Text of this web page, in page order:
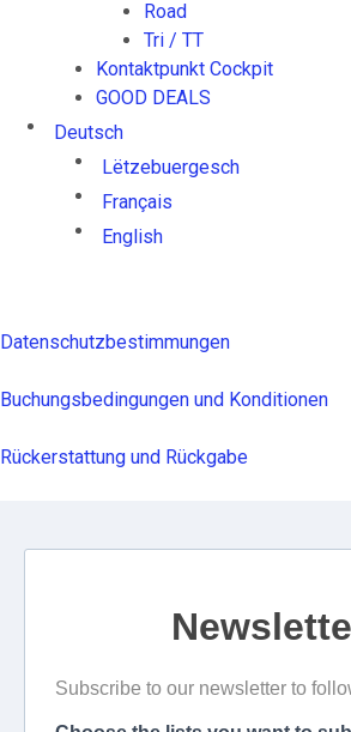
r
d
e
n
Road
Tri / TT
Kontaktpunkt Cockpit
GOOD DEALS
Deutsch
Lëtzebuergesch
Français
English
Datenschutzbestimmungen
Buchungsbedingungen und Konditionen
Rückerstattung und Rückgabe